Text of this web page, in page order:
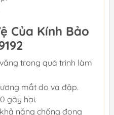
Của Kính Bảo
trong quá trình làm
mắt do va đập.
gây hại.
năng chống đọng